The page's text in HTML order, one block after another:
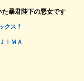
た暴君陛下の悪女です
クスｆ
ＩＭＡ